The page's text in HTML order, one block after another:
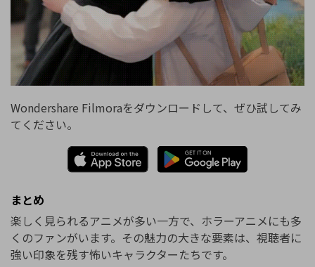
Wondershare Filmoraをダウンロードして、ぜひ試してみ
てください。
まとめ
楽しく見られるアニメが多い一方で、ホラーアニメにも多
くのファンがいます。その魅力の大きな要素は、視聴者に
強い印象を残す怖いキャラクターたちです。